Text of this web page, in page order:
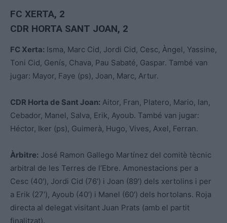
FC XERTA, 2
CDR HORTA SANT JOAN, 2
FC Xerta: Isma, Marc Cid, Jordi Cid, Cesc, Àngel, Yassine,
Toni Cid, Genís, Chava, Pau Sabaté, Gaspar. També van
jugar: Mayor, Faye (ps), Joan, Marc, Artur.
CDR Horta de Sant Joan: Aitor, Fran, Platero, Mario, Ian,
Cebador, Manel, Salva, Erik, Ayoub. També van jugar:
Héctor, Iker (ps), Guimerà, Hugo, Vives, Axel, Ferran.
Àrbitre: José Ramon Gallego Martínez del comitè tècnic
arbitral de les Terres de l’Ebre. Amonestacions per a
Cesc (40′), Jordi Cid (76′) i Joan (89′) dels xertolins i per
a Erik (27′), Ayoub (40′) i Manel (60′) dels hortolans. Roja
directa al delegat visitant Juan Prats (amb el partit
finalitzat).